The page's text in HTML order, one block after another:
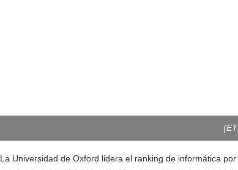
La Universidad de Oxford lidera el ranking de informática